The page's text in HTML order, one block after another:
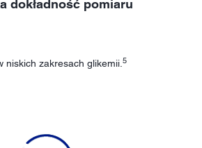
dokładność pomiaru
niskich zakresach glikemii.5